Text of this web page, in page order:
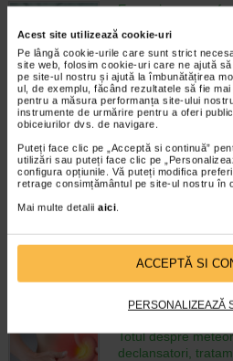
Acest site utilizează cookie-uri
Pe lângă cookie-urile care sunt strict
site web, folosim cookie-uri care ne ajută
pe site-ul nostru și ajută la îmbunătățirea
ul, de exemplu, făcând rezultatele să fie
pentru a măsura performanța site-ului
instrumente de urmărire pentru a oferi
obiceiurilor dvs. de navigare.
Puteți face clic pe „Acceptă si continuă”
utilizări sau puteți face clic pe
configura opțiunile. Vă puteți modifica
retrage consimțământul pe site-ul nostru în
Mai multe detalii aici.
ACCEPTĂ SI
PERSONALIZEAZĂ
Enurezis: cauze,
Enurezisul este
pierderea
timpul somnului.
atat in randul
Enurezisul este
Senzatia de prea
cum o tratati
Multi oameni au
atunci cand nu
foarte mare de
cazuri, aceasta apare ocazional…
4 minute, 55 secunde
Totul despre
declansatori,